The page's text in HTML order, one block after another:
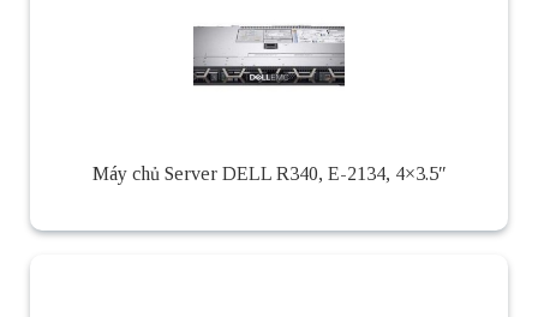
Máy chủ Server DELL R340, E-2134, 4×3.5″